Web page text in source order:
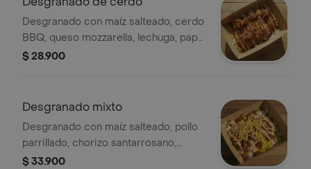
Desgranado con maíz salteado, cerdo
BBQ, queso mozzarella, lechuga, papa
ripio y alioli.
$ 28.900
Desgranado mixto
Desgranado con maíz salteado, pollo
parrillado, chorizo santarrosano,
queso mozzarella, lechuga, papa ripio,
$ 33.900